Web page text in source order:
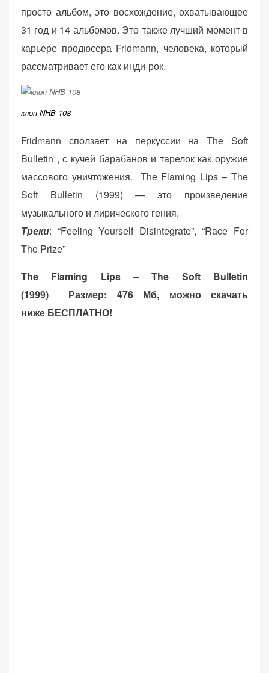
просто альбом, это восхождение, охватывающее
31 год и 14 альбомов. Это также лучший момент в
карьере продюсера Fridmann, человека, который
рассматривает его как инди-рок.
клон NHB-108
Fridmann сползает на перкуссии на The Soft
Bulletin , с кучей барабанов и тарелок как оружие
массового уничтожения. The Flaming Lips – The
Soft Bulletin (1999) — это произведение
музыкального и лирического гения.
Треки: “Feeling Yourself Disintegrate”, “Race For
The Prize”
The Flaming Lips – The Soft Bulletin
(1999) Размер: 476 Мб, можно скачать
ниже БЕСПЛАТНО!